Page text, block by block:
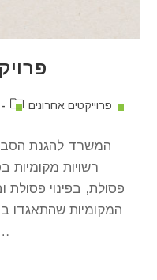
פרוייקטים אחרונים
המשרד להגנת
רשויות מקומיות
פסולת, בפינוי פסולת
המקומיות שהתאגדו
שנתית בעניין איסוף